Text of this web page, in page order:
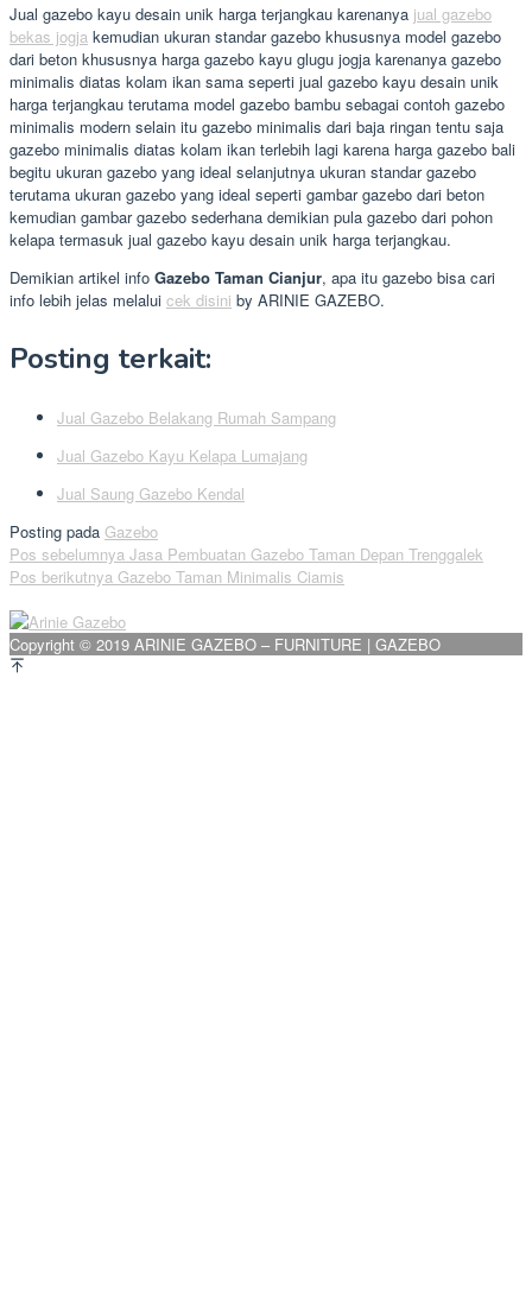
Jual gazebo kayu desain unik harga terjangkau karenanya jual gazebo
bekas jogja kemudian ukuran standar gazebo khususnya model gazebo
dari beton khususnya harga gazebo kayu glugu jogja karenanya gazebo
minimalis diatas kolam ikan sama seperti jual gazebo kayu desain unik
harga terjangkau terutama model gazebo bambu sebagai contoh gazebo
minimalis modern selain itu gazebo minimalis dari baja ringan tentu saja
gazebo minimalis diatas kolam ikan terlebih lagi karena harga gazebo bali
begitu ukuran gazebo yang ideal selanjutnya ukuran standar gazebo
terutama ukuran gazebo yang ideal seperti gambar gazebo dari beton
kemudian gambar gazebo sederhana demikian pula gazebo dari pohon
kelapa termasuk jual gazebo kayu desain unik harga terjangkau.
Demikian artikel info Gazebo Taman Cianjur, apa itu gazebo bisa cari
info lebih jelas melalui cek disini by ARINIE GAZEBO.
Posting terkait:
Jual Gazebo Belakang Rumah Sampang
Jual Gazebo Kayu Kelapa Lumajang
Jual Saung Gazebo Kendal
Posting pada Gazebo
Navigasi
pos
Pos sebelumnya Jasa Pembuatan Gazebo Taman Depan Trenggalek
Pos berikutnya Gazebo Taman Minimalis Ciamis
Copyright © 2019 ARINIE GAZEBO – FURNITURE | GAZEBO